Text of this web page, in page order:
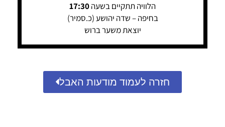
הלוויה תתקיים בשעה17:30
בחיפה – שדה יהושע (כ.סמיר)
יוצאת משער ברוש
חזרה לעמוד מודעות האבל